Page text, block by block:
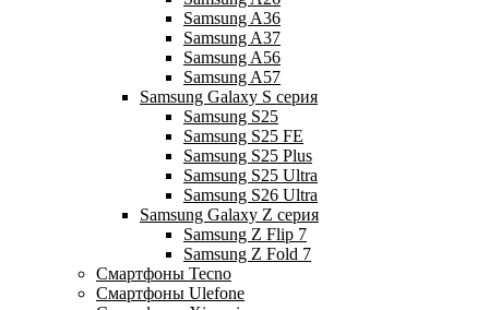
Samsung A36
Samsung A37
Samsung A56
Samsung A57
Samsung Galaxy S серия
Samsung S25
Samsung S25 FE
Samsung S25 Plus
Samsung S25 Ultra
Samsung S26 Ultra
Samsung Galaxy Z серия
Samsung Z Flip 7
Samsung Z Fold 7
Смартфоны Tecno
Смартфоны Ulefone